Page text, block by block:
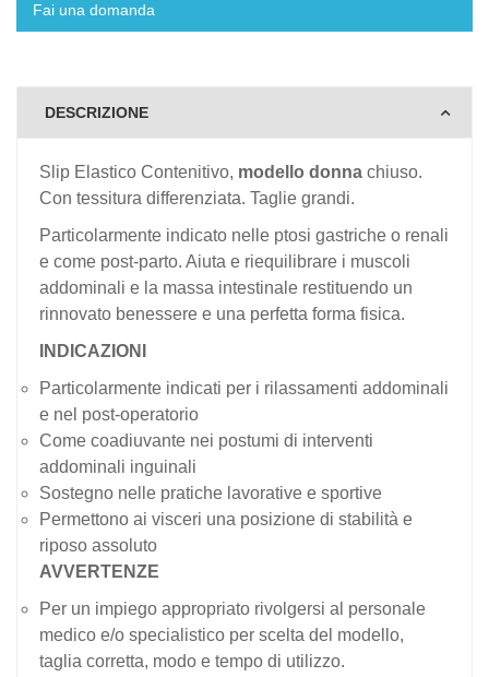
Fai una domanda
DESCRIZIONE
Slip Elastico Contenitivo, modello donna chiuso.
Con tessitura differenziata. Taglie grandi.
Particolarmente indicato nelle ptosi gastriche o renali
e come post-parto. Aiuta e riequilibrare i muscoli
addominali e la massa intestinale restituendo un
rinnovato benessere e una perfetta forma fisica.
INDICAZIONI
Particolarmente indicati per i rilassamenti addominali
e nel post-operatorio
Come coadiuvante nei postumi di interventi
addominali inguinali
Sostegno nelle pratiche lavorative e sportive
Permettono ai visceri una posizione di stabilità e
riposo assoluto
AVVERTENZE
Per un impiego appropriato rivolgersi al personale
medico e/o specialistico per scelta del modello,
taglia corretta, modo e tempo di utilizzo.